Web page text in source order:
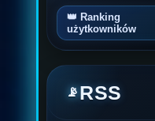
👑 Ranking
użytkowników
📡RSS